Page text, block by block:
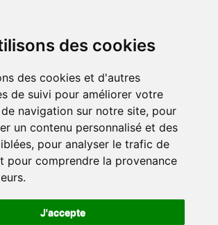
des cookies
des cookies et d'autres
de suivi pour améliorer votre
navigation sur notre site, pour
un contenu personnalisé et des
pour analyser le trafic de
pour comprendre la provenance
J'accepte